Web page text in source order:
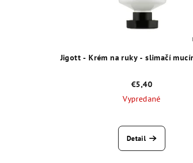
Jigott - Krém na ruky - slimačí
€5,40
Vypredané
hodnotenie
produktu
je
Detail